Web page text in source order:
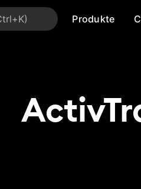
Produkte